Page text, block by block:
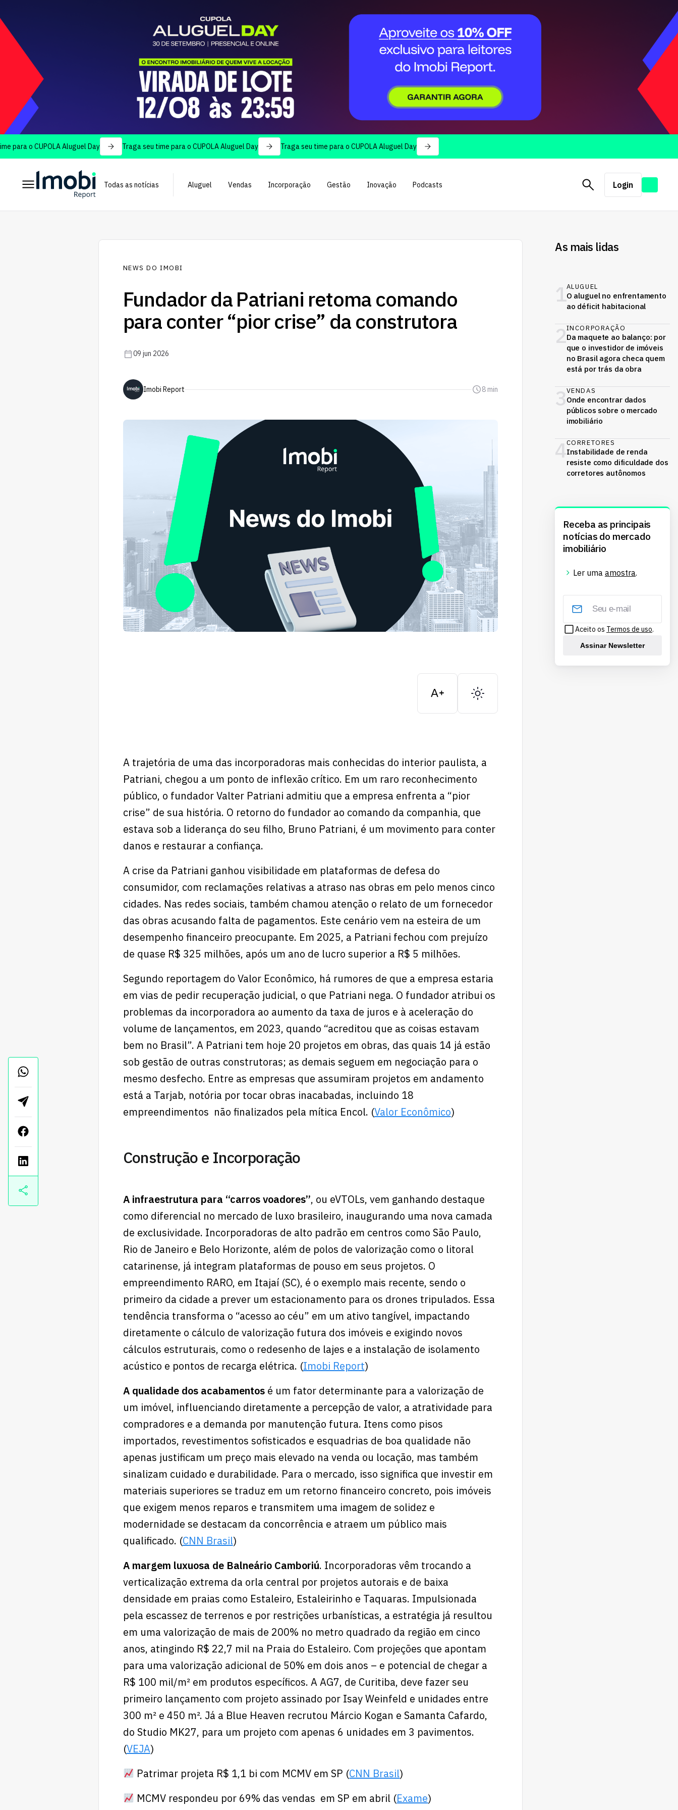
o CUPOLA Aluguel Day Traga seu time para o CUPOLA Aluguel Day Traga seu time para o CUPOLA Aluguel Day
Todas as notícias Aluguel Vendas Incorporação Gestão Inovação Podcasts Login
NEWS DO IMOBI
Fundador da Patriani retoma comando
para conter “pior crise” da construtora
09 jun 2026
Imobi Report 8 min
A trajetória de uma das incorporadoras mais conhecidas do interior paulista, a
Patriani, chegou a um ponto de inflexão crítico. Em um raro reconhecimento
público, o fundador Valter Patriani admitiu que a empresa enfrenta a “pior
crise” de sua história. O retorno do fundador ao comando da companhia, que
estava sob a liderança do seu filho, Bruno Patriani, é um movimento para conter
danos e restaurar a confiança.
A crise da Patriani ganhou visibilidade em plataformas de defesa do
consumidor, com reclamações relativas a atraso nas obras em pelo menos cinco
cidades. Nas redes sociais, também chamou atenção o relato de um fornecedor
das obras acusando falta de pagamentos. Este cenário vem na esteira de um
desempenho financeiro preocupante. Em 2025, a Patriani fechou com prejuízo
de quase R$ 325 milhões, após um ano de lucro superior a R$ 5 milhões.
Segundo reportagem do Valor Econômico, há rumores de que a empresa estaria
em vias de pedir recuperação judicial, o que Patriani nega. O fundador atribui os
problemas da incorporadora ao aumento da taxa de juros e à aceleração do
volume de lançamentos, em 2023, quando “acreditou que as coisas estavam
bem no Brasil”. A Patriani tem hoje 20 projetos em obras, das quais 14 já estão
sob gestão de outras construtoras; as demais seguem em negociação para o
mesmo desfecho. Entre as empresas que assumiram projetos em andamento
está a Tarjab, notória por tocar obras inacabadas, incluindo 18
empreendimentos não finalizados pela mítica Encol. (Valor Econômico)
Construção e Incorporação
A infraestrutura para “carros voadores”, ou eVTOLs, vem ganhando destaque
como diferencial no mercado de luxo brasileiro, inaugurando uma nova camada
de exclusividade. Incorporadoras de alto padrão em centros como São Paulo,
Rio de Janeiro e Belo Horizonte, além de polos de valorização como o litoral
catarinense, já integram plataformas de pouso em seus projetos. O
empreendimento RARO, em Itajaí (SC), é o exemplo mais recente, sendo o
primeiro da cidade a prever um estacionamento para os drones tripulados. Essa
tendência transforma o “acesso ao céu” em um ativo tangível, impactando
diretamente o cálculo de valorização futura dos imóveis e exigindo novos
cálculos estruturais, como o redesenho de lajes e a instalação de isolamento
acústico e pontos de recarga elétrica. (Imobi Report)
A qualidade dos acabamentosé um fator determinante para a valorização de
um imóvel, influenciando diretamente a percepção de valor, a atratividade para
compradores e a demanda por manutenção futura. Itens como pisos
importados, revestimentos sofisticados e esquadrias de boa qualidade não
apenas justificam um preço mais elevado na venda ou locação, mas também
sinalizam cuidado e durabilidade. Para o mercado, isso significa que investir em
materiais superiores se traduz em um retorno financeiro concreto, pois imóveis
que exigem menos reparos e transmitem uma imagem de solidez e
modernidade se destacam da concorrência e atraem um público mais
qualificado. (CNN Brasil)
A margem luxuosa de Balneário Camboriú. Incorporadoras vêm trocando a
verticalização extrema da orla central por projetos autorais e de baixa
densidade em praias como Estaleiro, Estaleirinho e Taquaras. Impulsionada
pela escassez de terrenos e por restrições urbanísticas, a estratégia já resultou
em uma valorização de mais de 200% no metro quadrado da região em cinco
anos, atingindo R$ 22,7 mil na Praia do Estaleiro. Com projeções que apontam
para uma valorização adicional de 50% em dois anos – e potencial de chegar a
R$ 100 mil/m² em produtos específicos. A AG7, de Curitiba, deve fazer seu
primeiro lançamento com projeto assinado por Isay Weinfeld e unidades entre
300 m² e 450 m². Já a Blue Heaven recrutou Márcio Kogan e Samanta Cafardo,
do Studio MK27, para um projeto com apenas 6 unidades em 3 pavimentos.
(VEJA)
Patrimar projeta R$ 1,1 bi com MCMV em SP (CNN Brasil)
MCMV respondeu por 69% das vendas em SP em abril (Exame)
As mais lidas
1ALUGUEL
O aluguel no enfrentamento
ao déficit habitacional
2INCORPORAÇÃO
Da maquete ao balanço: por
que o investidor de imóveis
no Brasil agora checa quem
está por trás da obra
3VENDAS
Onde encontrar dados
públicos sobre o mercado
imobiliário
4CORRETORES
Instabilidade de renda
resiste como dificuldade dos
corretores autônomos
Receba as principais
notícias do mercado
imobiliário
Ler uma amostra.
Aceito os Termos de uso.
Assinar Newsletter